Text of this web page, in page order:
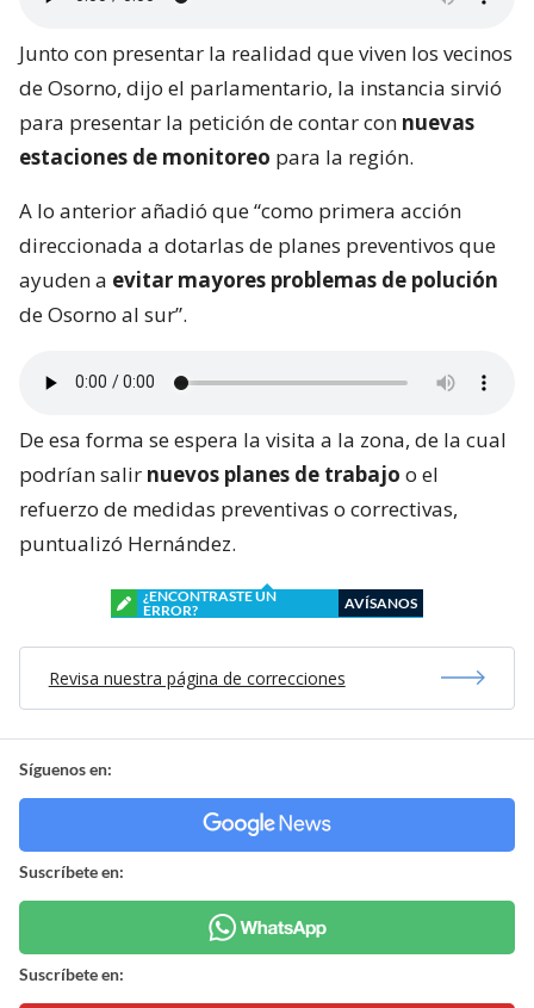
Junto con presentar la realidad que viven los vecinos
de Osorno, dijo el parlamentario, la instancia sirvió
para presentar la petición de contar con nuevas
estaciones de monitoreo para la región.
A lo anterior añadió que “como primera acción
direccionada a dotarlas de planes preventivos que
ayuden a evitar mayores problemas de polución
de Osorno al sur”.
De esa forma se espera la visita a la zona, de la cual
podrían salir nuevos planes de trabajo o el
refuerzo de medidas preventivas o correctivas,
puntualizó Hernández.
¿ENCONTRASTE UN
ERROR?
AVÍSANOS
Revisa nuestra página de correcciones
Síguenos en:
Suscríbete en:
Suscríbete en: